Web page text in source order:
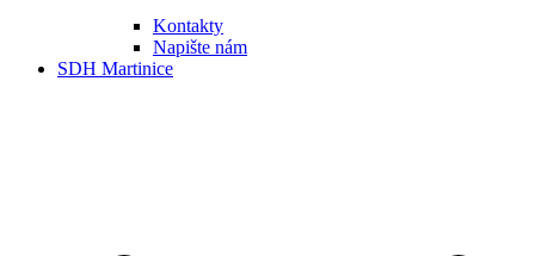
Kontakty
Napište nám
SDH Martinice